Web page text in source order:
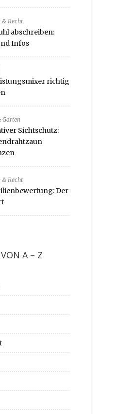
& Recht
abschreiben:
Infos
richtig
Garten
Sichtschutz:
& Recht
Der
A – Z